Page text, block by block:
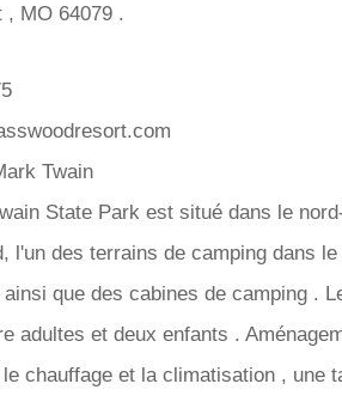
, MO 64079 .
Twain
State Park est situé dans le
l'un des terrains de camping dans
que des cabines de camping .
adultes et deux enfants .
chauffage et la climatisation , une